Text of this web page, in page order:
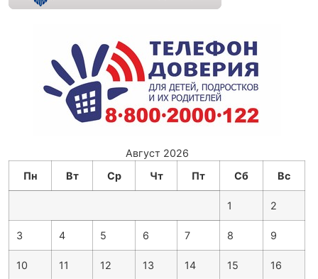
Август 2026
Пн
Вт Ср Чт Пт Сб Вс
1 2
3 4 5 6 7 8 9
10 11 12 13 14 15 16